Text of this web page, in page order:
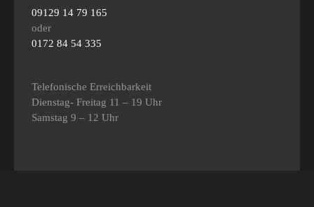
09129 14 79 165
oder
0172 84 54 335
Telefonische Erreichbarkeit
Dienstag- Freitag 11 – 19 Uhr
Samstag 9 – 12 Uhr